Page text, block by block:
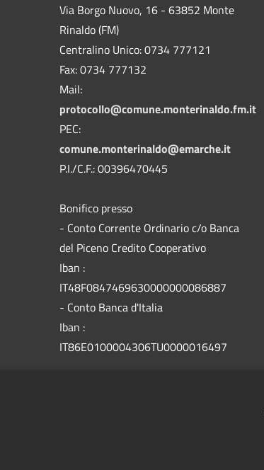
Via Borgo Nuovo, 16 - 63852 Monte
Rinaldo (FM)
Centralino Unico: 0734 777121
Fax: 0734 777132
Mail:
protocollo@comune.monterinaldo.fm.it
PEC:
comune.monterinaldo@emarche.it
P.I./C.F.: 00396470445
Bonifico presso
​- Conto Corrente Ordinario c/o Banca
del Piceno Credito Cooperativo
Iban :
IT48F0847469630000000086887
- Conto Banca d'Italia
Iban :
IT86E0100004306TU0000016497